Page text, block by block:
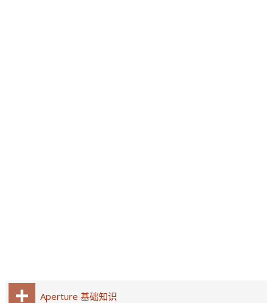
Aperture 基础知识